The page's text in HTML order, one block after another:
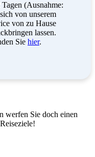
(Ausnahme:
von unserem
von zu Hause
lassen.
Sie hier.
werfen Sie doch einen